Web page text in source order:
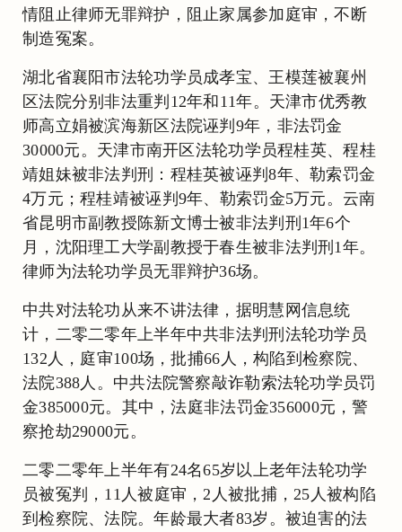
情阻止律师无罪辩护，阻止家属参加庭审，不断
制造冤案。
湖北省襄阳市法轮功学员成孝宝、王模莲被襄州
区法院分别非法重判12年和11年。天津市优秀教
师高立娟被滨海新区法院诬判9年，非法罚金
30000元。天津市南开区法轮功学员程桂英、程桂
靖姐妹被非法判刑：程桂英被诬判8年、勒索罚金
4万元；程桂靖被诬判9年、勒索罚金5万元。云南
省昆明市副教授陈新文博士被非法判刑1年6个
月，沈阳理工大学副教授于春生被非法判刑1年。
律师为法轮功学员无罪辩护36场。
中共对法轮功从来不讲法律，据明慧网信息统
计，二零二零年上半年中共非法判刑法轮功学员
132人，庭审100场，批捕66人，构陷到检察院、
法院388人。中共法院警察敲诈勒索法轮功学员罚
金385000元。其中，法庭非法罚金356000元，警
察抢劫29000元。
二零二零年上半年有24名65岁以上老年法轮功学
员被冤判，11人被庭审，2人被批捕，25人被构陷
到检察院、法院。年龄最大者83岁。被迫害的法